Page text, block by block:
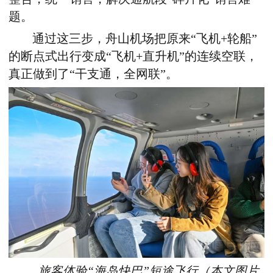
题。
通过这三步，舟山机场把原来“飞机+轮船”
的断点式出行变成“飞机+直升机”的连续空联，
真正做到了“干支通，全网联”。